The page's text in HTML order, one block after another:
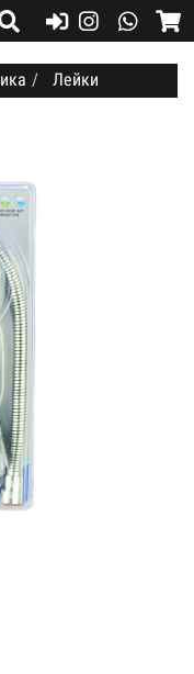
Лейки
+7 (914) 584-24-45